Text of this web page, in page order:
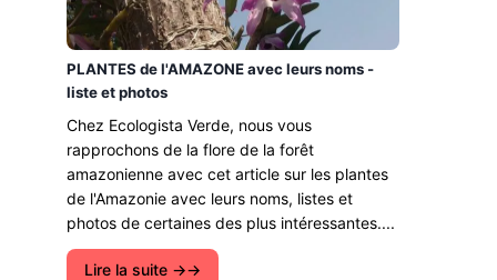
PLANTES de l'AMAZONE avec leurs noms -
liste et photos
Chez Ecologista Verde, nous vous
rapprochons de la flore de la forêt
amazonienne avec cet article sur les plantes
de l'Amazonie avec leurs noms, listes et
photos de certaines des plus intéressantes....
Lire la suite →